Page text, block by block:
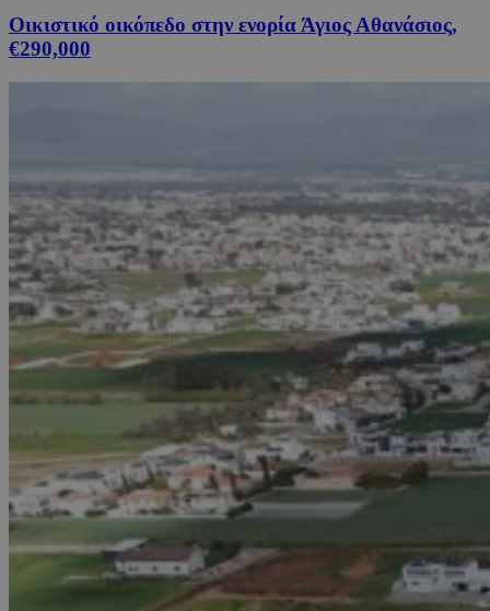
Οικιστικό οικόπεδο στην ενορία Άγιος Αθανάσιος,
€290,000